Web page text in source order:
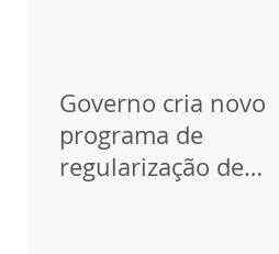
Governo cria novo
programa de
regularização de